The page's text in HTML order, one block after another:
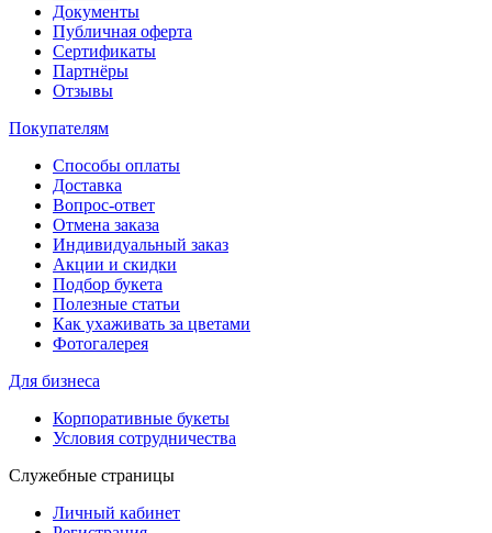
Документы
Публичная оферта
Сертификаты
Партнёры
Отзывы
Покупателям
Способы оплаты
Доставка
Вопрос-ответ
Отмена заказа
Индивидуальный заказ
Акции и скидки
Подбор букета
Полезные статьи
Как ухаживать за цветами
Фотогалерея
Для бизнеса
Корпоративные букеты
Условия сотрудничества
Служебные страницы
Личный кабинет